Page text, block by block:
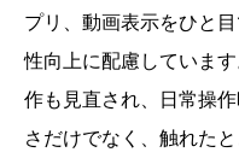
プリ、動画表示をひと
性向上に配慮していま
作も見直され、日常操
さだけでなく、触れた